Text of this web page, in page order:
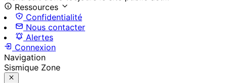
Ressources
Confidentialité
Nous contacter
Alertes
Connexion
Navigation
Sismique Zone